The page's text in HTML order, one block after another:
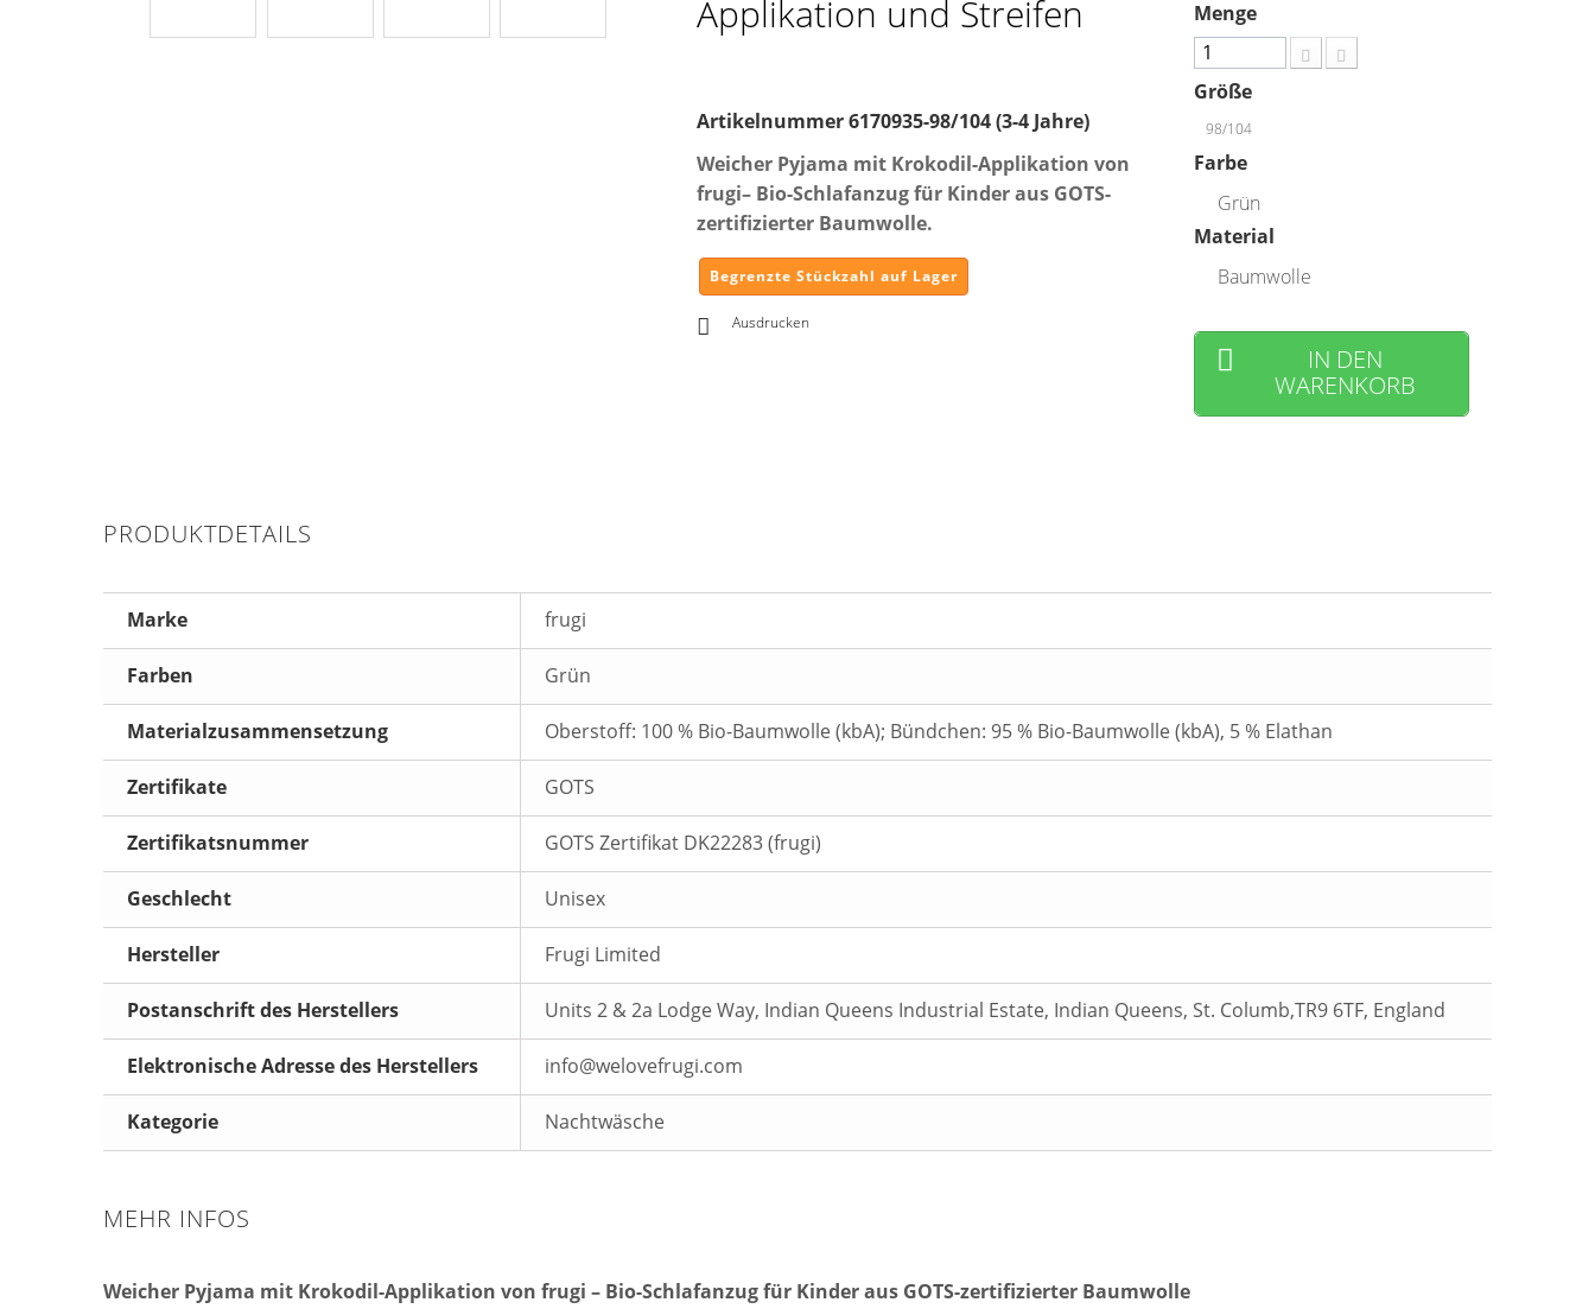
Applikation und Streifen
Artikelnummer6170935-98/104 (3-4 Jahre)
Weicher Pyjama mit Krokodil-Applikation von
frugi– Bio-Schlafanzug für Kinder aus GOTS-
zertifizierter Baumwolle.
Begrenzte Stückzahl auf Lager
Ausdrucken
Menge
Größe
98/104
Farbe
Grün
Material
Baumwolle
IN DEN
WARENKORB
PRODUKTDETAILS
Marke frugi
Farben Grün
Materialzusammensetzung Oberstoff: 100 % Bio-Baumwolle (kbA); Bündchen: 95 % Bio-Baumwolle (kbA), 5 % Elathan
Zertifikate GOTS
Zertifikatsnummer GOTS Zertifikat DK22283 (frugi)
Geschlecht Unisex
Hersteller Frugi Limited
Postanschrift des Herstellers Units 2 & 2a Lodge Way, Indian Queens Industrial Estate, Indian Queens, St. Columb,TR9 6TF, England
Elektronische Adresse des Herstellers info@welovefrugi.com
Kategorie Nachtwäsche
MEHR INFOS
Weicher Pyjama mit Krokodil-Applikation von frugi – Bio-Schlafanzug für Kinder aus GOTS-zertifizierter Baumwolle